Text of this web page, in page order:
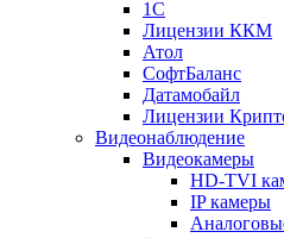
1С
Лицензии ККМ
Атол
СофтБаланс
Датамобайл
Лицензии
Видеонаблюдение
Видеокамеры
HD-TVI
IP камеры